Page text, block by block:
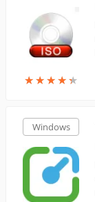
★★★★★
★★★★★
Windows